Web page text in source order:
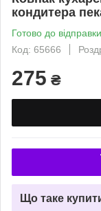
кондитера
Готово до відправки
Код: 65666
275 ₴
Що таке